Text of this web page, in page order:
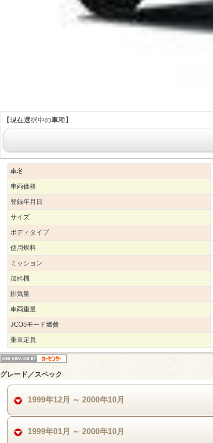
【現在選択中の車種】
車名
車両価格
登録年月日
サイズ
ボディタイプ
使用燃料
ミッション
加給機
排気量
車両重量
JCO8モード燃費
乗車定員
グレード／スペック
1999年12月 ～ 2000年10月
1999年01月 ～ 2000年10月